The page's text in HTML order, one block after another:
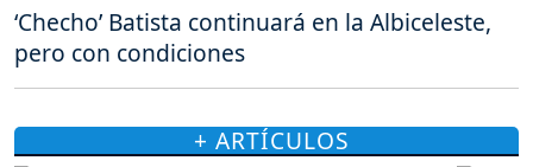
‘Checho’ Batista continuará en la Albiceleste,
pero con condiciones
+ ARTÍCULOS